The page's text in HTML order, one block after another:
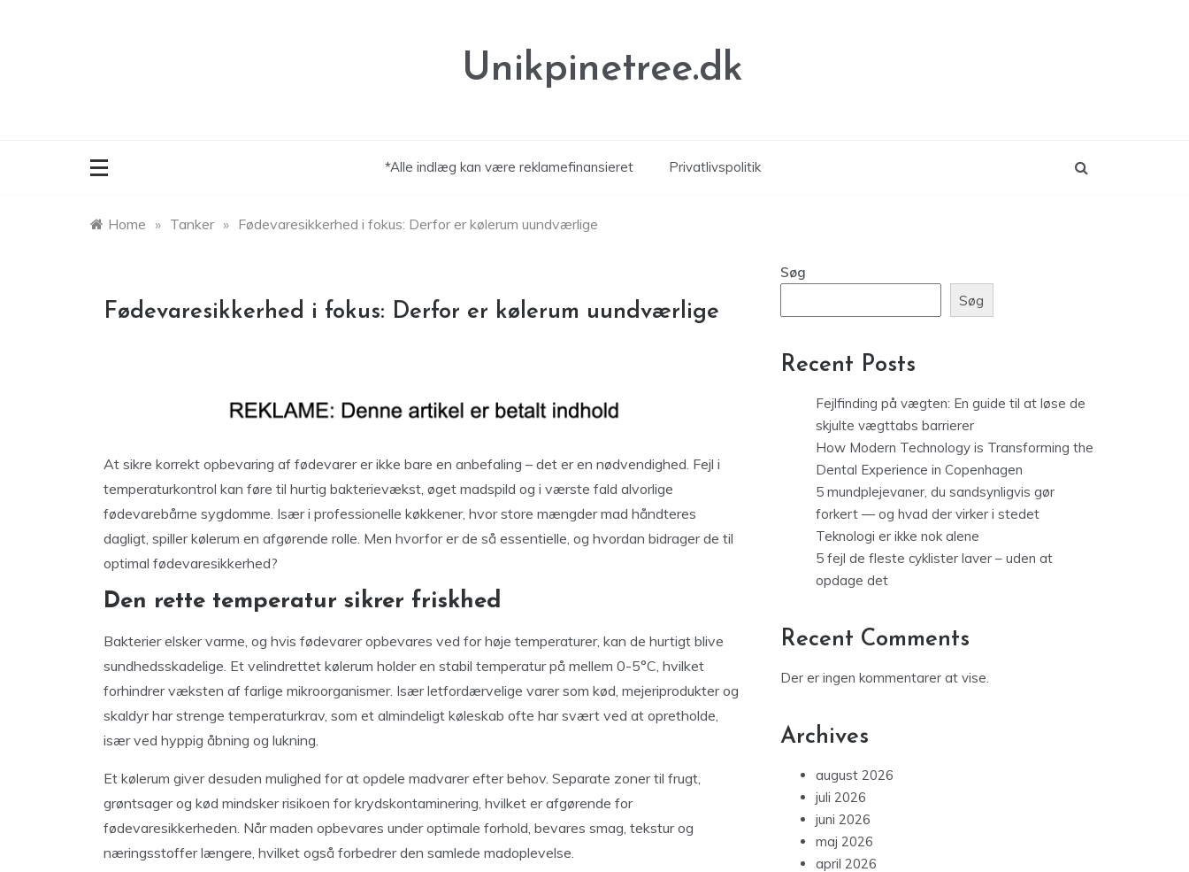
Unikpinetree.dk
*Alle indlæg kan være reklamefinansieret Privatlivspolitik
Home » Tanker » Fødevaresikkerhed i fokus: Derfor er kølerum uundværlige
Fødevaresikkerhed i fokus: Derfor er kølerum uundværlige
At sikre korrekt opbevaring af fødevarer er ikke bare en anbefaling – det er en nødvendighed. Fejl i
temperaturkontrol kan føre til hurtig bakterievækst, øget madspild og i værste fald alvorlige
fødevarebårne sygdomme. Især i professionelle køkkener, hvor store mængder mad håndteres
dagligt, spiller kølerum en afgørende rolle. Men hvorfor er de så essentielle, og hvordan bidrager de til
optimal fødevaresikkerhed?
Den rette temperatur sikrer friskhed
Bakterier elsker varme, og hvis fødevarer opbevares ved for høje temperaturer, kan de hurtigt blive
sundhedsskadelige. Et velindrettet kølerum holder en stabil temperatur på mellem 0-5°C, hvilket
forhindrer væksten af farlige mikroorganismer. Især letfordærvelige varer som kød, mejeriprodukter og
skaldyr har strenge temperaturkrav, som et almindeligt køleskab ofte har svært ved at opretholde,
især ved hyppig åbning og lukning.
Et kølerum giver desuden mulighed for at opdele madvarer efter behov. Separate zoner til frugt,
grøntsager og kød mindsker risikoen for krydskontaminering, hvilket er afgørende for
fødevaresikkerheden. Når maden opbevares under optimale forhold, bevares smag, tekstur og
næringsstoffer længere, hvilket også forbedrer den samlede madoplevelse.
Søg
Søg
Recent Posts
Fejlfinding på vægten: En guide til at løse de
skjulte vægttabs barrierer
How Modern Technology is Transforming the
Dental Experience in Copenhagen
5 mundplejevaner, du sandsynligvis gør
forkert — og hvad der virker i stedet
Teknologi er ikke nok alene
5 fejl de fleste cyklister laver – uden at
opdage det
Recent Comments
Der er ingen kommentarer at vise.
Archives
august 2026
juli 2026
juni 2026
maj 2026
april 2026